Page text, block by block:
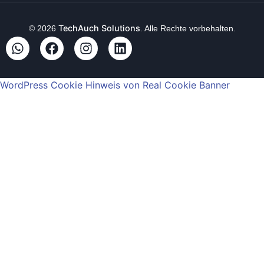
© 2026 TechAuch Solutions. Alle Rechte vorbehalten.
WordPress Cookie Hinweis von Real Cookie Banner